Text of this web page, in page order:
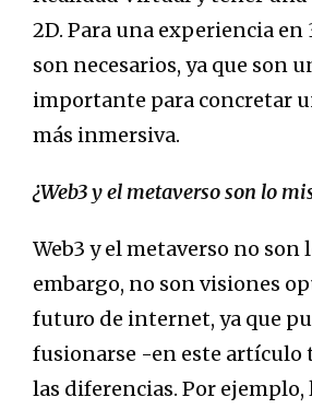
2D. Para una experiencia en
son necesarios, ya que son
importante para concretar
más inmersiva.
¿Web3 y el metaverso son lo
Web3 y el metaverso no son
embargo, no son visiones
futuro de internet, ya que
fusionarse -en este artículo
las diferencias. Por ejemplo,